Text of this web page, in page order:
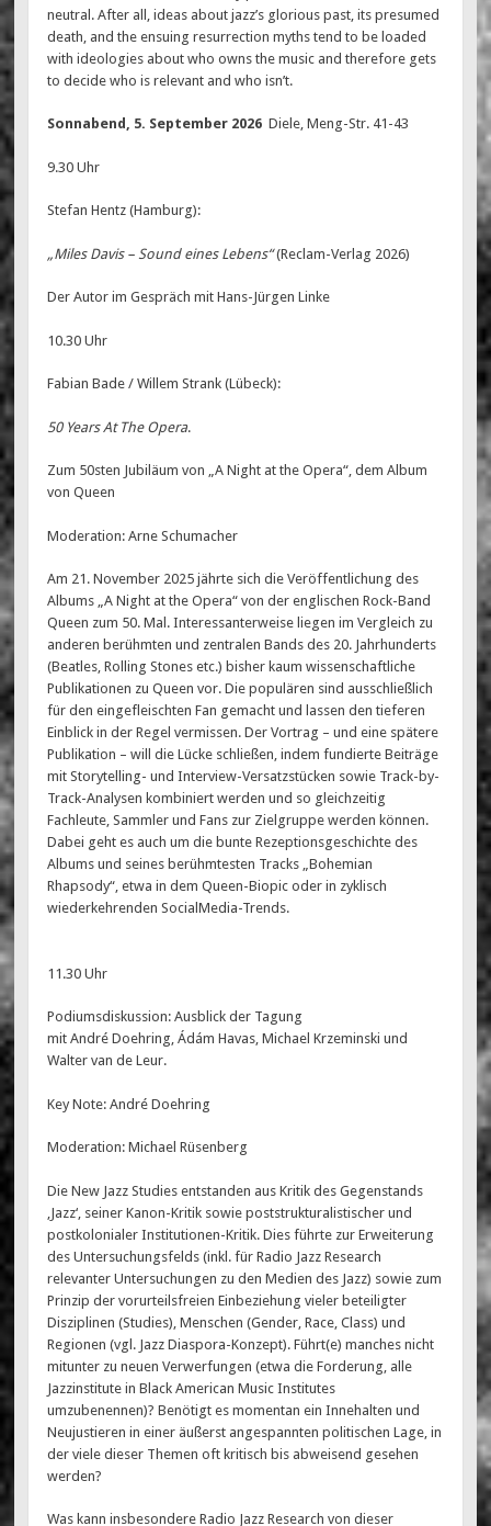
neutral. After all, ideas about jazz’s glorious past, its presumed
death, and the ensuing resurrection myths tend to be loaded
with ideologies about who owns the music and therefore gets
to decide who is relevant and who isn’t.
Sonnabend, 5. September 2026Diele, Meng-Str. 41-43
9.30 Uhr
Stefan Hentz (Hamburg):
„Miles Davis – Sound eines Lebens“(Reclam-Verlag 2026)
Der Autor im Gespräch mit Hans-Jürgen Linke
10.30 Uhr
Fabian Bade / Willem Strank (Lübeck):
50 Years At The Opera.
Zum 50sten Jubiläum von „A Night at the Opera“, dem Album
von Queen
Moderation: Arne Schumacher
Am 21. November 2025 jährte sich die Veröffentlichung des
Albums „A Night at the Opera“ von der englischen Rock-Band
Queen zum 50. Mal. Interessanterweise liegen im Vergleich zu
anderen berühmten und zentralen Bands des 20. Jahrhunderts
(Beatles, Rolling Stones etc.) bisher kaum wissenschaftliche
Publikationen zu Queen vor. Die populären sind ausschließlich
für den eingefleischten Fan gemacht und lassen den tieferen
Einblick in der Regel vermissen. Der Vortrag – und eine spätere
Publikation – will die Lücke schließen, indem fundierte Beiträge
mit Storytelling- und Interview-Versatzstücken sowie Track-by-
Track-Analysen kombiniert werden und so gleichzeitig
Fachleute, Sammler und Fans zur Zielgruppe werden können.
Dabei geht es auch um die bunte Rezeptionsgeschichte des
Albums und seines berühmtesten Tracks „Bohemian
Rhapsody“, etwa in dem Queen-Biopic oder in zyklisch
wiederkehrenden SocialMedia-Trends.
11.30 Uhr
Podiumsdiskussion: Ausblick der Tagung
mit André Doehring, Ádám Havas, Michael Krzeminski und
Walter van de Leur.
Key Note: André Doehring
Moderation: Michael Rüsenberg
Die New Jazz Studies entstanden aus Kritik des Gegenstands
‚Jazz‘, seiner Kanon-Kritik sowie poststrukturalistischer und
postkolonialer Institutionen-Kritik. Dies führte zur Erweiterung
des Untersuchungsfelds (inkl. für Radio Jazz Research
relevanter Untersuchungen zu den Medien des Jazz) sowie zum
Prinzip der vorurteilsfreien Einbeziehung vieler beteiligter
Disziplinen (Studies), Menschen (Gender, Race, Class) und
Regionen (vgl. Jazz Diaspora-Konzept). Führt(e) manches nicht
mitunter zu neuen Verwerfungen (etwa die Forderung, alle
Jazzinstitute in Black American Music Institutes
umzubenennen)? Benötigt es momentan ein Innehalten und
Neujustieren in einer äußerst angespannten politischen Lage, in
der viele dieser Themen oft kritisch bis abweisend gesehen
werden?
Was kann insbesondere Radio Jazz Research von dieser